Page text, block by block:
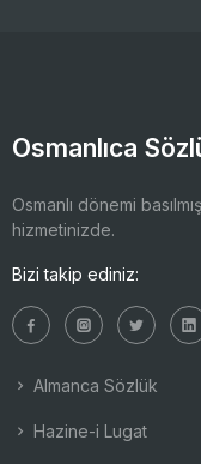
Osmanlıca
Osmanlı dönemi
hizmetinizde.
Bizi takip ediniz:
Almanca Sözlük
Hazine-i Lugat